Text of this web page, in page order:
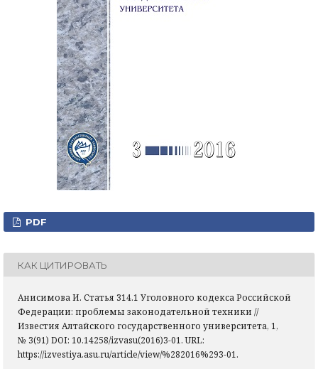
PDF
КАК ЦИТИРОВАТЬ
Анисимова И. Статья 314.1 Уголовного кодекса Российской
Федерации: проблемы законодательной техники //
Известия Алтайского государственного университета, 1,
№ 3(91) DOI: 10.14258/izvasu(2016)3-01. URL:
https://izvestiya.asu.ru/article/view/%282016%293-01.